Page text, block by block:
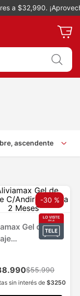
a $32,990.
ascendente
-30 %
Gel de
$55.990
sin interés de $3250